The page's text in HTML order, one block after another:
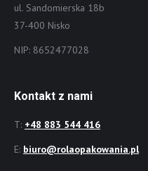
ul. Sandomierska 18b
37-400 Nisko
NIP: 8652477028
Kontakt z nami
T: +48 883 544 416
E: biuro@rolaopakowania.pl